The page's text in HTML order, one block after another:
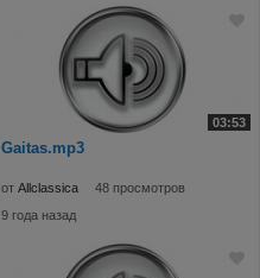
03:53
Gaitas.mp3
от Allclassica
48 просмотров
9 года назад